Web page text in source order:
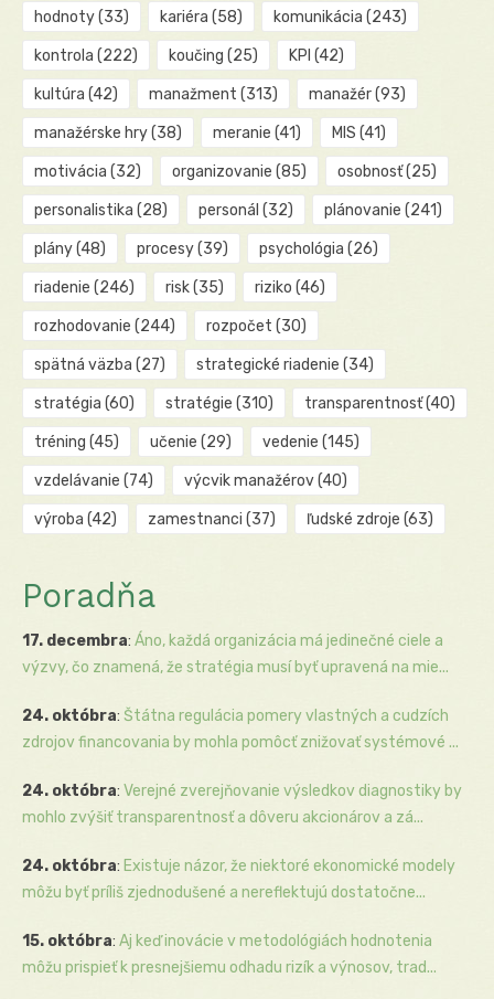
hodnoty(33) kariéra (58) komunikácia (243)
kontrola (222) koučing (25) KPI (42)
kultúra (42) manažment (313) manažér(93)
manažérske hry(38) meranie (41) MIS (41)
motivácia (32) organizovanie (85) osobnosť(25)
personalistika (28) personál (32) plánovanie (241)
plány(48) procesy(39) psychológia (26)
riadenie (246) risk(35) riziko (46)
rozhodovanie (244) rozpočet (30)
spätná väzba (27) strategické riadenie (34)
stratégia (60) stratégie (310) transparentnosť(40)
tréning (45) učenie (29) vedenie (145)
vzdelávanie (74) výcvik manažérov(40)
výroba (42) zamestnanci (37) ľudské zdroje (63)
Poradňa
17. decembra: Áno, každá organizácia má jedinečné ciele a
výzvy, čo znamená, že stratégia musí byť upravená na mie...
24. októbra: Štátna regulácia pomery vlastných a cudzích
zdrojov financovania by mohla pomôcť znižovať systémové ...
24. októbra: Verejné zverejňovanie výsledkov diagnostiky by
mohlo zvýšiť transparentnosť a dôveru akcionárov a zá...
24. októbra: Existuje názor, že niektoré ekonomické modely
môžu byť príliš zjednodušené a nereflektujú dostatočne...
15. októbra: Aj keď inovácie v metodológiách hodnotenia
môžu prispieť k presnejšiemu odhadu rizík a výnosov, trad...